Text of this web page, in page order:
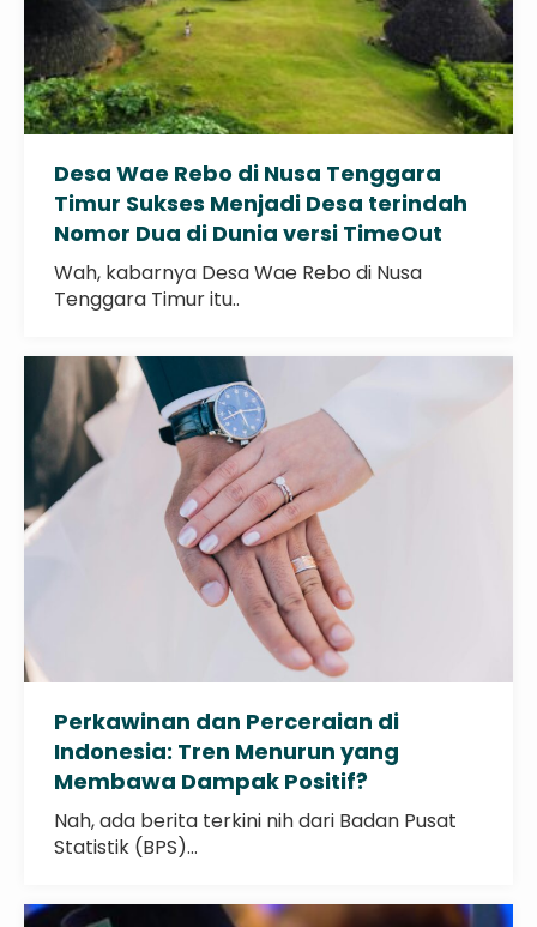
Desa Wae Rebo di Nusa Tenggara
Timur Sukses Menjadi Desa terindah
Nomor Dua di Dunia versi TimeOut
Wah, kabarnya Desa Wae Rebo di Nusa
Tenggara Timur itu..
Perkawinan dan Perceraian di
Indonesia: Tren Menurun yang
Membawa Dampak Positif?
Nah, ada berita terkini nih dari Badan Pusat
Statistik (BPS)...